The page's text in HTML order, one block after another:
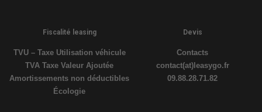
Fiscalité leasing
TVU – Taxe Utilisation véhicule
TVA Taxe Valeur Ajoutée
Amortissements non déductibles
Écologie
Devis
Contacts
contact(at)leasygo.fr
09.88.28.71.82